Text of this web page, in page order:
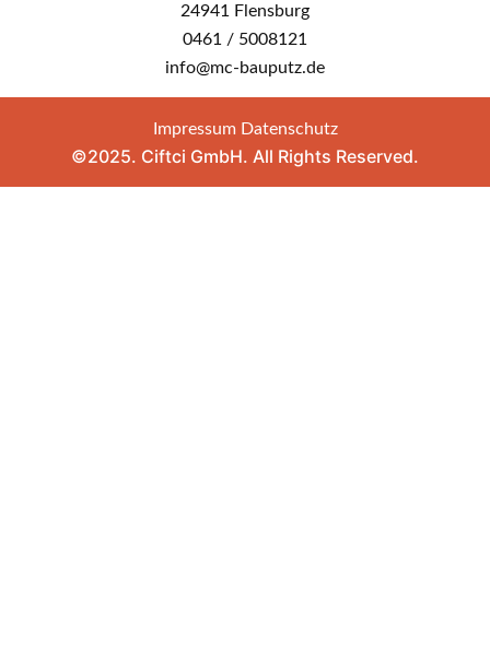
24941 Flensburg
0461 / 5008121
info@mc-bauputz.de
©2025. Ciftci GmbH. All Rights Reserved.
Impressum Datenschutz